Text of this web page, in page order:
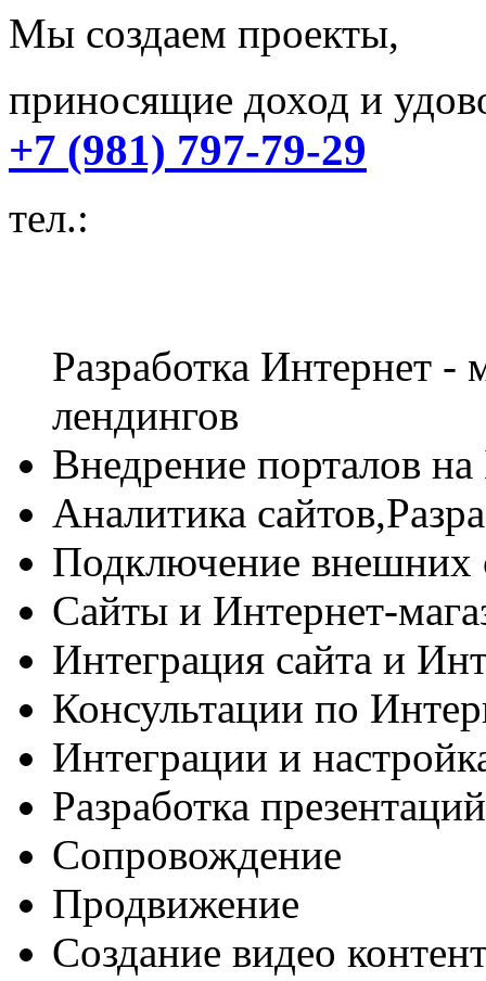
Мы создаем проекты,
приносящие доход и
+7 (981) 797-79-29
тел.:
Разработка Интернет -
лендингов
Внедрение порталов
Аналитика
Подключение внешних
Сайты и Интернет-
Интеграция сайта и
Консультации по
Интеграции и
Разработка презентаций
Сопровождение
Продвижение
Создание видео